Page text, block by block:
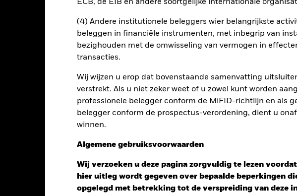
ECB, de EIB en andere soortgelijke internationale
(4) Andere institutionele beleggers wier belangrijkste
beleggen in financiële instrumenten, met inbegrip van
bezighouden met de omwisseling van vermogen in
transacties.
Wij wijzen u erop dat bovenstaande samenvatting
verstrekt. Als u niet zeker weet of u zowel kunt worden
professionele belegger conform de MiFID-richtlijn en als
belegger conform de prospectus-verordening, dient u
winnen.
Algemene gebruiksvoorwaarden
Wij verzoeken u deze pagina zorgvuldig te lezen
hier uitleg wordt gegeven over bepaalde beperkingen
opgelegd met betrekking tot de verspreiding van deze
Kerngegevens Managers Posities
Risicometer